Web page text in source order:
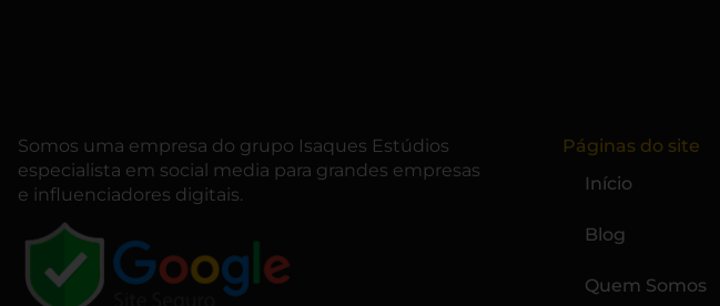
Somos uma empresa do grupo Isaques Estúdios
especialista em social media para grandes empresas
e influenciadores digitais.
Páginas do site
Início
Blog
Quem Somos